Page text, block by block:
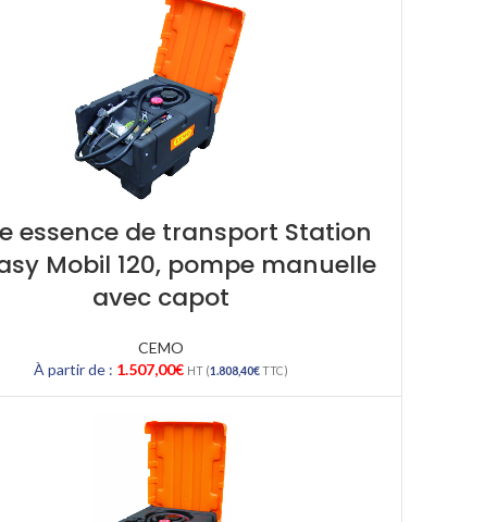
essence de transport Station
Mobil 120, pompe manuelle
avec capot
CEMO
À partir de : 1.507,00€ HT (1.808,40€TTC)